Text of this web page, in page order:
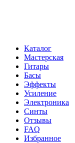
Каталог
Мастерская
Гитары
Басы
Эффекты
Усиление
Электроника
Синты
Отзывы
FAQ
Избранное